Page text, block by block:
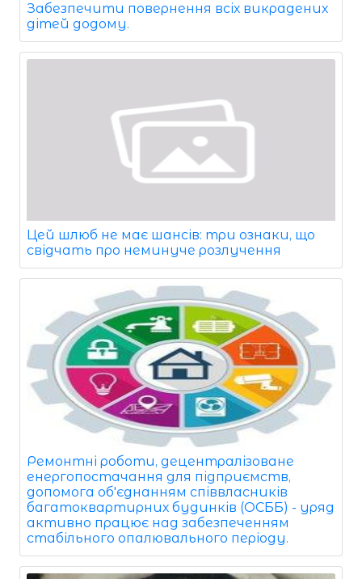
Забезпечити повернення всіх викрадених
дітей додому.
Цей шлюб не має шансів: три ознаки, що
свідчать про неминуче розлучення
Ремонтні роботи, децентралізоване
енергопостачання для підприємств,
допомога об'єднанням співвласників
багатоквартирних будинків (ОСББ) - уряд
активно працює над забезпеченням
стабільного опалювального періоду.